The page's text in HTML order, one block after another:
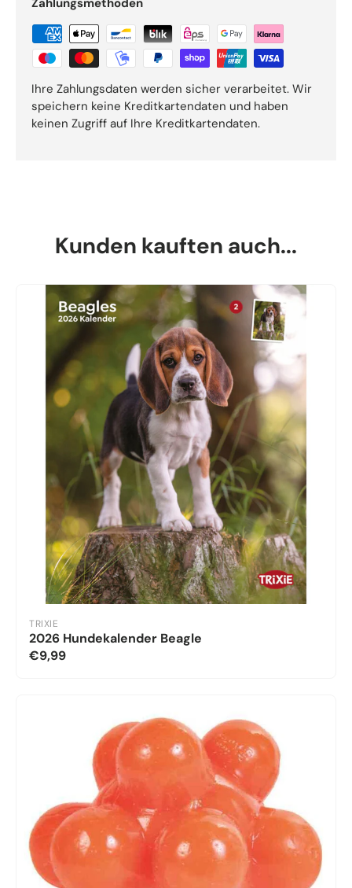
Zahlungsmethoden
Ihre Zahlungsdaten werden sicher verarbeitet. Wir
speichern keine Kreditkartendaten und haben
keinen Zugriff auf Ihre Kreditkartendaten.
Kunden kauften auch...
TRIXIE
2026 Hundekalender Beagle
€9,99